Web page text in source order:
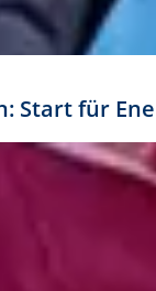
Start für